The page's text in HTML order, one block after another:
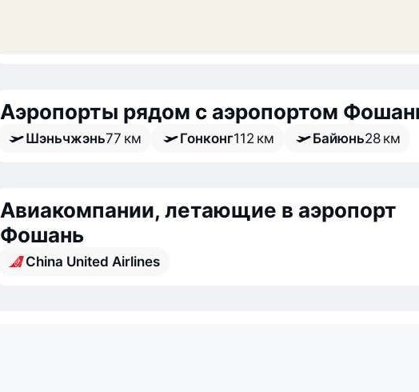
Аэропорты рядом с аэропортом
Шэньчжэнь77 км Гонконг112 км Байюнь28 км
Авиакомпании, летающие в аэропорт
Фошань
China United Airlines